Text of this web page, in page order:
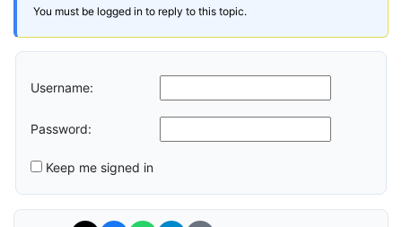
You must be logged in to reply to this topic.
Username:
Password:
Keep me signed in